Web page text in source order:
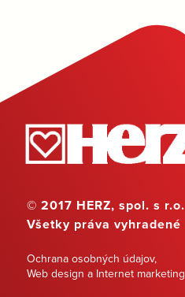
© 2017 HERZ, spol. s r.o.
Všetky práva vyhradené
Ochrana osobných údajov,
Web design a Internet marketing